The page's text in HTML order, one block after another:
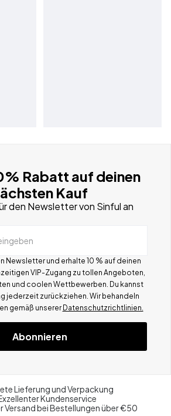
Rabatt auf deinen
Kauf
den Newsletter von Sinful an
Newsletter und erhalte 10 % auf deinen
VIP-Zugang zu tollen Angeboten,
und coolen Wettbewerben. Du kannst
jederzeit zurückziehen. Wir behandeln
gemäß unserer Datenschutzrichtlinien.
Abonnieren
Lieferung und Verpackung
Kundenservice
Versand bei Bestellungen über €50